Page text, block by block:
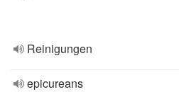
Reinigungen
epicureans